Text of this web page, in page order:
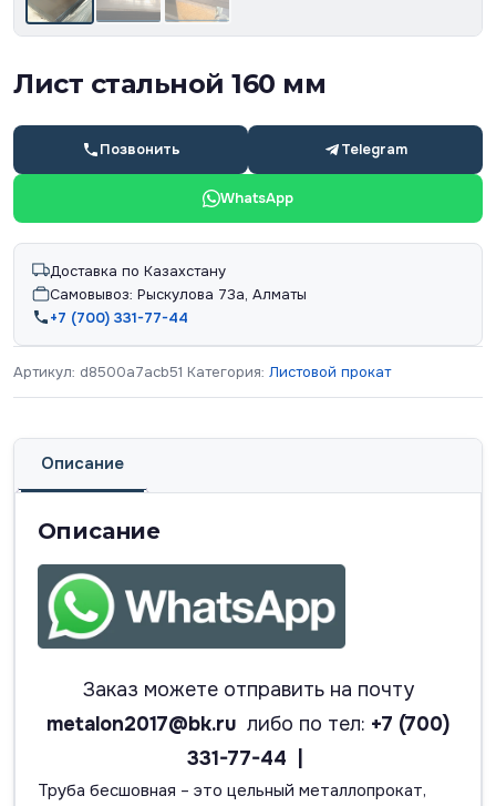
Лист стальной 160 мм
Позвонить Telegram
WhatsApp
Доставка по Казахстану
Самовывоз: Рыскулова 73а, Алматы
+7 (700) 331-77-44
Артикул: d8500a7acb51 Категория: Листовой прокат
Описание
Описание
Заказ можете отправить на почту
metalon2017@bk.ru либо по тел: +7 (700)
331-77-44 |
Труба бесшовная – это цельный металлопрокат,